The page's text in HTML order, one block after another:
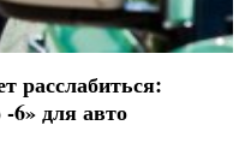
расслабиться:
6» для авто